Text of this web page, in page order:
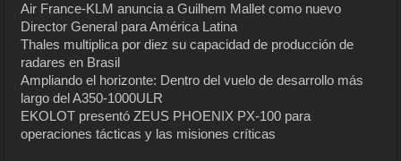
Air France-KLM anuncia a Guilhem Mallet como nuevo
Director General para América Latina
Thales multiplica por diez su capacidad de producción de
radares en Brasil
Ampliando el horizonte: Dentro del vuelo de desarrollo más
largo del A350-1000ULR
EKOLOT presentó ZEUS PHOENIX PX-100 para
operaciones tácticas y las misiones críticas